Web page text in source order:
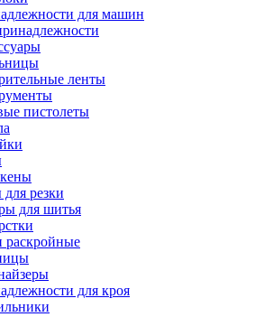
для машин
ленты
пистолеты
резки
для шитья
для кроя